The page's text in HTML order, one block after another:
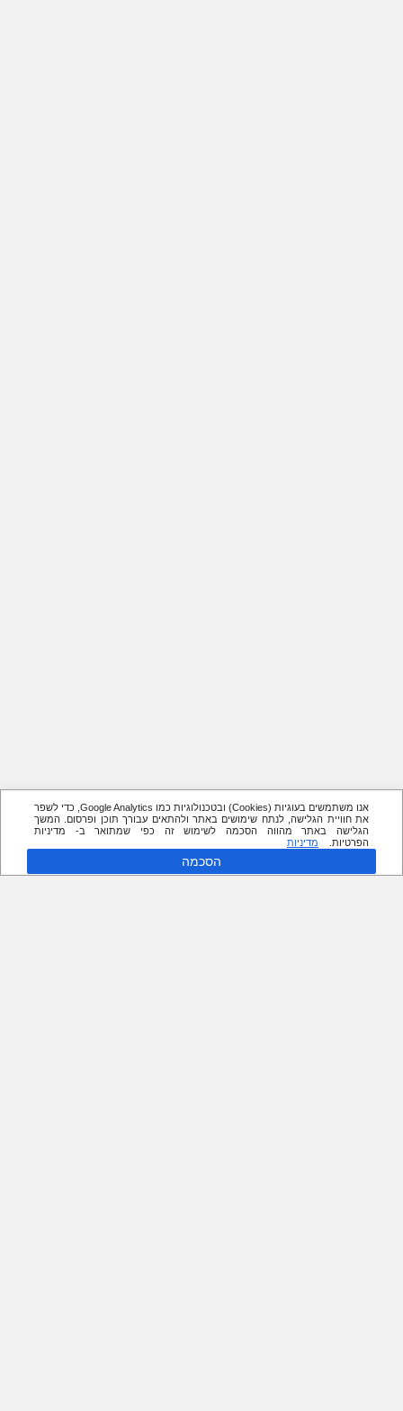
אנו משתמשים בעוגיות (Cookies) ובטכנולוגיות כמו Google Analytics, כדי לשפר
את חוויית הגלישה, לנתח שימושים באתר ולהתאים עבורך תוכן ופרסום. המשך
הגלישה באתר מהווה הסכמה לשימוש זה כפי שמתואר ב- מדיניות
הפרטיות.
מדיניות
הסכמה